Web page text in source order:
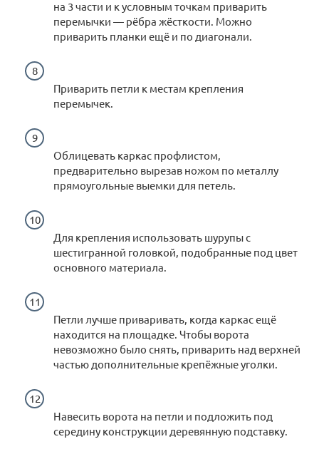
на 3 части и к условным точкам приварить
перемычки — рёбра жёсткости. Можно
приварить планки ещё и по диагонали.
Приварить петли к местам крепления
перемычек.
Облицевать каркас профлистом,
предварительно вырезав ножом по металлу
прямоугольные выемки для петель.
Для крепления использовать шурупы с
шестигранной головкой, подобранные под цвет
основного материала.
Петли лучше приваривать, когда каркас ещё
находится на площадке. Чтобы ворота
невозможно было снять, приварить над верхней
частью дополнительные крепёжные уголки.
Навесить ворота на петли и подложить под
середину конструкции деревянную подставку.